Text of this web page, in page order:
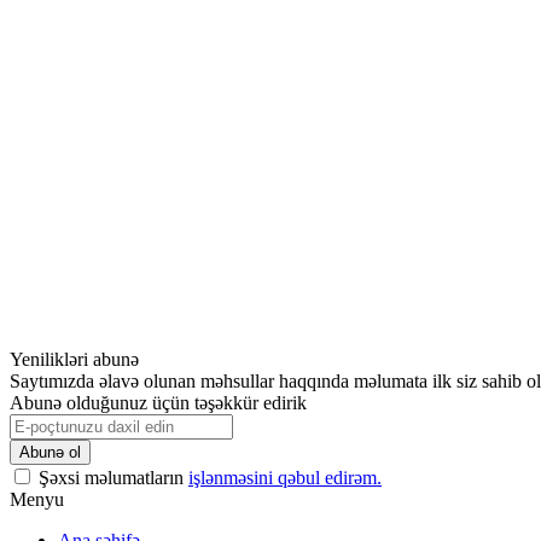
Yenilikləri abunə
Saytımızda əlavə olunan məhsullar haqqında məlumata ilk siz sahib
Abunə olduğunuz üçün təşəkkür edirik
Şəxsi məlumatların işlənməsini qəbul edirəm.
Menyu